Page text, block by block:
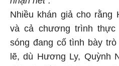
Nhiều khán giả cho rằng
và cả chương trình
sóng đang cố tình bày
lẽ, dù Hương Ly, Quỳnh